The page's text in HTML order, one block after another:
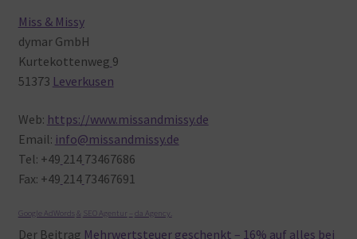
Miss & Missy
dymar GmbH
Kurtekottenweg 9
51373 Leverkusen
Web: https://www.missandmissy.de
Email: info@missandmissy.de
Tel: +49 214 73467686
Fax: +49 214 73467691
Google AdWords& SEO Agentur da Agency
Der Beitrag Mehrwertsteuer geschenkt – 16% auf alles bei